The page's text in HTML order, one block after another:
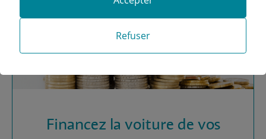
Financez la voiture de vos
Refuser